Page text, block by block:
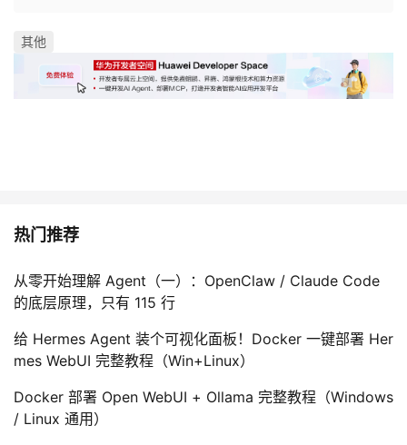
其他
热门推荐
从零开始理解 Agent（一）：OpenClaw / Claude Code
的底层原理，只有 115 行
给 Hermes Agent 装个可视化面板！Docker 一键部署 Her
mes WebUI 完整教程（Win+Linux）
Docker 部署 Open WebUI + Ollama 完整教程（Windows
/ Linux 通用）